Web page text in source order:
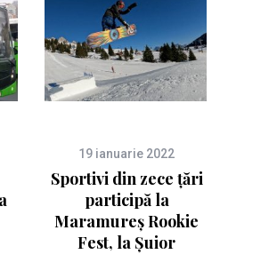
19 ianuarie 2022
Sportivi din zece țări
participă la
Maramureș Rookie
Fest, la Șuior